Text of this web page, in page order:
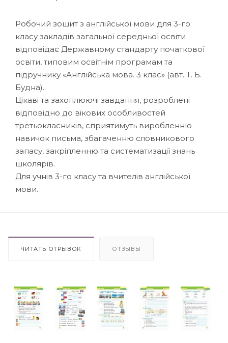
Робочий зошит з англійської мови для 3-го
класу закладів загальної середньої освіти
відповідає Державному стандарту початкової
освіти, типовим освітнім програмам та
підручнику «Англійська мова. 3 клас» (авт. Т. Б.
Будна).
Цікаві та захоплюючі завдання, розроблені
відповідно до вікових особливостей
третьокласників, сприятимуть виробленню
навичок письма, збагаченню словникового
запасу, закріпленню та систематизації знань
школярів.
Для учнів 3-го класу та вчителів англійської
мови.
ЧИТАТЬ ОТРЫВОК ОТЗЫВЫ